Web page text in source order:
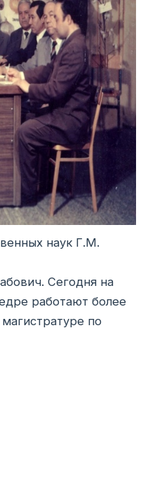
наук Г.М.
Сегодня на
работают более
по